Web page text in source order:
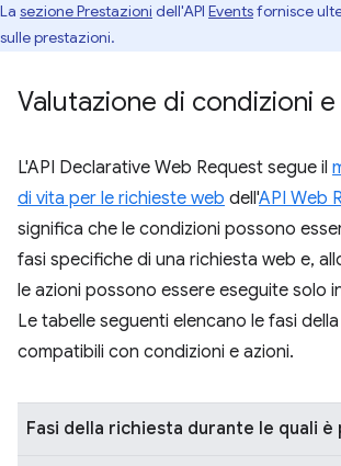
La sezione Prestazioni dell'API Eventsfornisce
sulle prestazioni.
Valutazione di condizioni e
L'API Declarative Web Request segue il
di vita per le richieste web dell'API Web
significa che le condizioni possono
fasi specifiche di una richiesta web e,
le azioni possono essere eseguite solo
Le tabelle seguenti elencano le fasi
compatibili con condizioni e azioni.
Fasi della richiesta durante le quali